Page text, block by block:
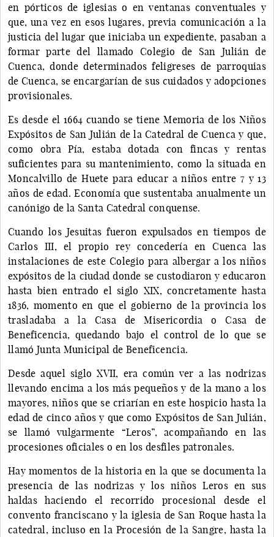
en pórticos de iglesias o en ventanas conventuales y
que, una vez en esos lugares, previa comunicación a la
justicia del lugar que iniciaba un expediente, pasaban a
formar parte del llamado Colegio de San Julián de
Cuenca, donde determinados feligreses de parroquias
de Cuenca, se encargarían de sus cuidados y adopciones
provisionales.
Es desde el 1664 cuando se tiene Memoria de los Niños
Expósitos de San Julián de la Catedral de Cuenca y que,
como obra Pía, estaba dotada con fincas y rentas
suficientes para su mantenimiento, como la situada en
Moncalvillo de Huete para educar a niños entre 7 y 13
años de edad. Economía que sustentaba anualmente un
canónigo de la Santa Catedral conquense.
Cuando los Jesuitas fueron expulsados en tiempos de
Carlos III, el propio rey concedería en Cuenca las
instalaciones de este Colegio para albergar a los niños
expósitos de la ciudad donde se custodiaron y educaron
hasta bien entrado el siglo XIX, concretamente hasta
1836, momento en que el gobierno de la provincia los
trasladaba a la Casa de Misericordia o Casa de
Beneficencia, quedando bajo el control de lo que se
llamó Junta Municipal de Beneficencia.
Desde aquel siglo XVII, era común ver a las nodrizas
llevando encima a los más pequeños y de la mano a los
mayores, niños que se criarían en este hospicio hasta la
edad de cinco años y que como Expósitos de San Julián,
se llamó vulgarmente “Leros”, acompañando en las
procesiones oficiales o en los desfiles patronales.
Hay momentos de la historia en la que se documenta la
presencia de las nodrizas y los niños Leros en sus
haldas haciendo el recorrido procesional desde el
convento franciscano y la iglesia de San Roque hasta la
catedral, incluso en la Procesión de la Sangre, hasta la